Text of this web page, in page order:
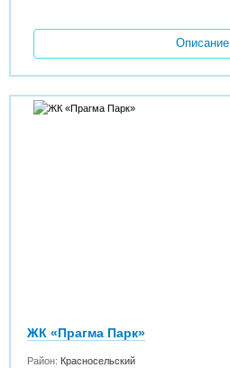
Описание
ЖК «Прагма Парк»
Район: Красносельский